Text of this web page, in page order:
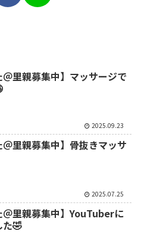
＠里親募集中】マッサージで
2025.09.23
＠里親募集中】骨抜きマッサ
2025.07.25
＠里親募集中】YouTuberに
た🤣